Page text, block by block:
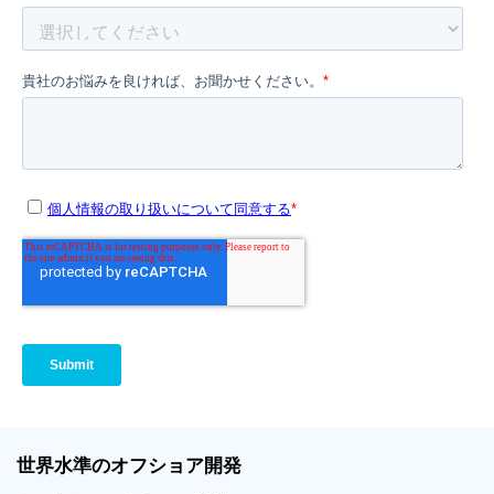
世界水準のオフショア開発